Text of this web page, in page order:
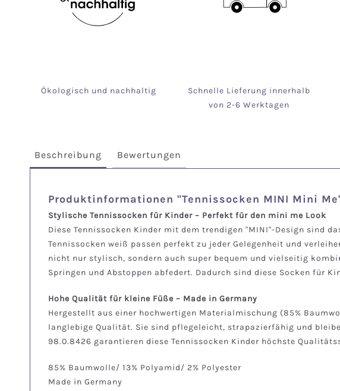
Ökologisch und nachhaltig
Schnelle Lieferung innerhalb
von 2-6 Werktagen
Beschreibung Bewertungen
Produktinformationen "Tennissocken MINI Mini
Stylische Tennissocken für Kinder – Perfekt für den mini me Look
Diese Tennissocken Kinder mit dem trendigen "MINI"-Design sind
Tennissocken weiß passen perfekt zu jeder Gelegenheit und
nicht nur stylisch, sondern auch super bequem und vielseitig
Springen und Abstoppen abfedert. Dadurch sind diese Socken für
Hohe Qualität für kleine Füße – Made in Germany
Hergestellt aus einer hochwertigen Materialmischung (85%
langlebige Qualität. Sie sind pflegeleicht, strapazierfähig und
98.0.8426 garantieren diese Tennissocken Kinder höchste
85% Baumwolle/ 13% Polyamid/ 2% Polyester
Made in Germany